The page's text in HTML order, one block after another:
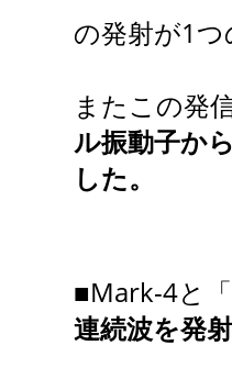
の発射が1
またこの発
ル振動子か
した。
■Mark-4と
連続波を発